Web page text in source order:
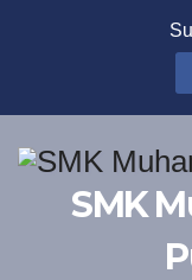
SMK